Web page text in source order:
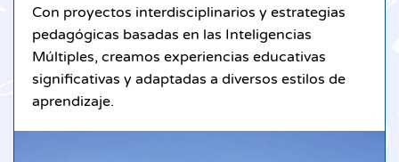
Con proyectos interdisciplinarios y estrategias
pedagógicas basadas en las Inteligencias
Múltiples, creamos experiencias educativas
significativas y adaptadas a diversos estilos de
aprendizaje.